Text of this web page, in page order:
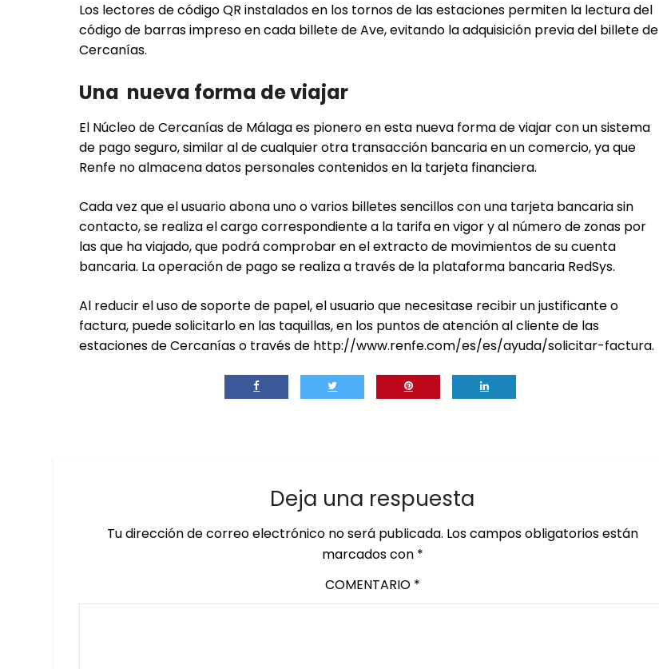
Los lectores de código QR instalados en los tornos de las estaciones permiten la lectura del
código de barras impreso en cada billete de Ave, evitando la adquisición previa del billete de
Cercanías.
Una nueva forma de viajar
El Núcleo de Cercanías de Málaga es pionero en esta nueva forma de viajar con un sistema
de pago seguro, similar al de cualquier otra transacción bancaria en un comercio, ya que
Renfe no almacena datos personales contenidos en la tarjeta financiera.
Cada vez que el usuario abona uno o varios billetes sencillos con una tarjeta bancaria sin
contacto, se realiza el cargo correspondiente a la tarifa en vigor y al número de zonas por
las que ha viajado, que podrá comprobar en el extracto de movimientos de su cuenta
bancaria. La operación de pago se realiza a través de la plataforma bancaria RedSys.
Al reducir el uso de soporte de papel, el usuario que necesitase recibir un justificante o
factura, puede solicitarlo en las taquillas, en los puntos de atención al cliente de las
estaciones de Cercanías o través de http://www.renfe.com/es/es/ayuda/solicitar-factura.
Deja una respuesta
Tu dirección de correo electrónico no será publicada. Los campos obligatorios están
marcados con *
COMENTARIO *